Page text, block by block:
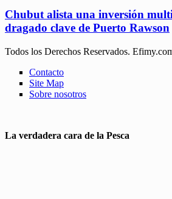
Chubut alista una inversión
dragado clave de Puerto Rawson
Todos los Derechos Reservados.
Contacto
Site Map
Sobre nosotros
La verdadera cara de la Pesca